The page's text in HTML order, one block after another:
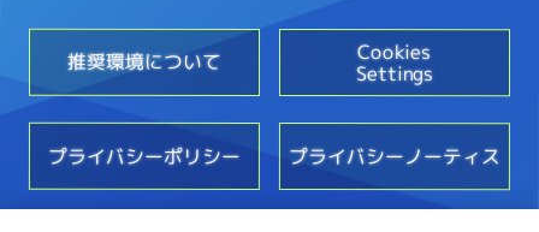
推奨環境について Cookies
Settings
プライバシーポリシー プライバシーノーティス